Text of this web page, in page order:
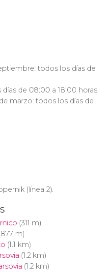
todos los días de
de 08:00 a 18:00 horas.
marzo: todos los días de
(línea 2).
(311 m)
m)
(1.1 km)
(1.2 km)
(1.2 km)